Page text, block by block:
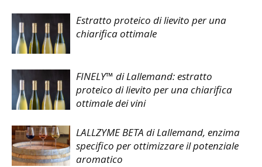
Estratto proteico di lievito per una
chiarifica ottimale
FINELY™ di Lallemand: estratto
proteico di lievito per una chiarifica
ottimale dei vini
LALLZYME BETA di Lallemand, enzima
specifico per ottimizzare il potenziale
aromatico